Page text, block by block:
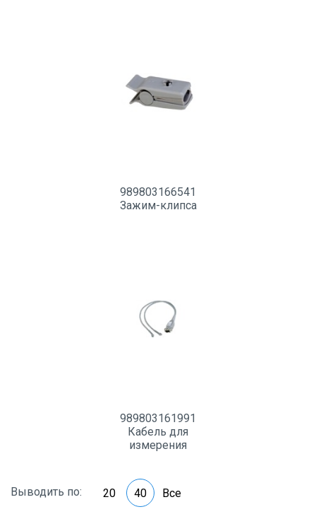
989803166541
Зажим-клипса
989803161991
Кабель для
измерения
Выводить по: 20 40 Все